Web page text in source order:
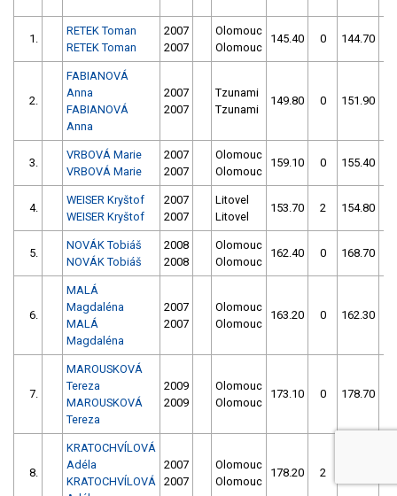
1.
RETEK Toman
RETEK Toman
2007
2007
Olomouc
Olomouc
145.40 0 144.70
2.
FABIANOVÁ
Anna
FABIANOVÁ
Anna
2007
2007
Tzunami
Tzunami
149.80 0 151.90
3.
VRBOVÁ Marie
VRBOVÁ Marie
2007
2007
Olomouc
Olomouc
159.10 0 155.40
4.
WEISER Kryštof
WEISER Kryštof
2007
2007
Litovel
Litovel
153.70 2 154.80
5.
NOVÁK Tobiáš
NOVÁK Tobiáš
2008
2008
Olomouc
Olomouc
162.40 0 168.70
6.
MALÁ
Magdaléna
MALÁ
Magdaléna
2007
2007
Olomouc
Olomouc
163.20 0 162.30
7.
MAROUSKOVÁ
Tereza
MAROUSKOVÁ
Tereza
2009
2009
Olomouc
Olomouc
173.10 0 178.70
8.
KRATOCHVÍLOVÁ
Adéla
KRATOCHVÍLOVÁ
2007
2007
Olomouc
Olomouc
178.20 2